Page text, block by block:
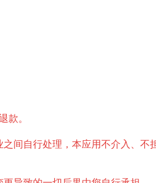
款。
间自行处理，本应用不介入、不